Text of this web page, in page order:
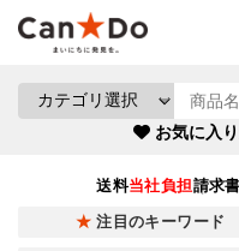
お気に入
送料当社負担請求書
注目のキーワード